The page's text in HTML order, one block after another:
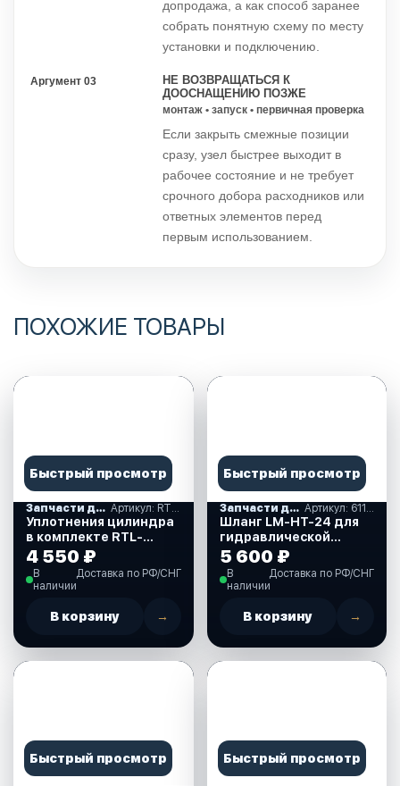
допродажа, а как способ заранее
собрать понятную схему по месту
установки и подключению.
Аргумент 03
НЕ ВОЗВРАЩАТЬСЯ К
ДООСНАЩЕНИЮ ПОЗЖЕ
монтаж • запуск • первичная проверка
Если закрыть смежные позиции
сразу, узел быстрее выходит в
рабочее состояние и не требует
срочного добора расходников или
ответных элементов перед
первым использованием.
ПОХОЖИЕ ТОВАРЫ
Быстрый просмотр
Запчасти для гидравличнских систем рулевого управления Артикул: RTL-1200658
Уплотнения цилиндра
в комплекте RTL-
1200658
4 550 ₽
В
наличии
Доставка по РФ/СНГ
В корзину →
Быстрый просмотр
Запчасти для гидравличнских систем рулевого управления Артикул: 611023
Шланг LM-HT-24 для
гидравлической
рулевой системы
Multisteer (Multiflex)
(один шланг 7,5 м)
5 600 ₽
В
наличии
Доставка по РФ/СНГ
В корзину →
Быстрый просмотр Быстрый просмотр